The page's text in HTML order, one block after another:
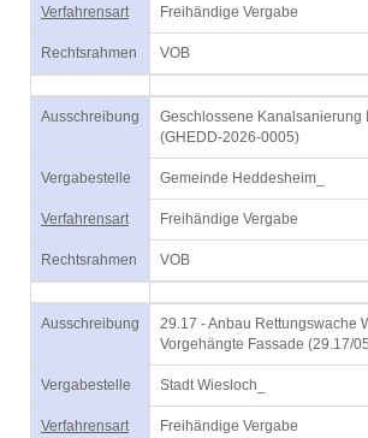
Verfahrensart Freihändige Vergabe
Rechtsrahmen VOB
Ausschreibung
Geschlossene Kanalsanierung
(GHEDD-2026-0005)
Vergabestelle Gemeinde Heddesheim_
Verfahrensart Freihändige Vergabe
Rechtsrahmen VOB
Ausschreibung
29.17 - Anbau Rettungswache
Vorgehängte Fassade (29.17/
Vergabestelle Stadt Wiesloch_
Verfahrensart Freihändige Vergabe